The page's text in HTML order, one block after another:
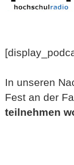
In unseren
Fest an der
teilnehmen